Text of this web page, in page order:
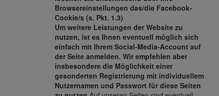
Browsereinstellungen das/die Facebook-
Cookie/s (s. Pkt. 1.3)
Um weitere Leistungen der Website zu
nutzen, ist es Ihnen eventuell möglich sich
einfach mit Ihrem Social-Media-Account auf
der Seite anmelden. Wir empfehlen aber
insbesondere die Möglichkeit einer
gesonderten Registrierung mit individuellem
Nutzernamen und Passwort für diese Seiten